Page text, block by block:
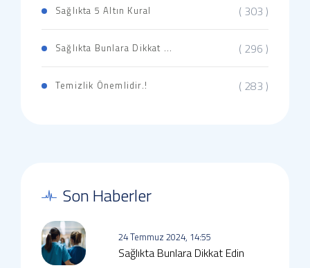
Sağlıkta 5 Altın Kural ( 303 )
Sağlıkta Bunlara Dikkat ... ( 296 )
Temizlik Önemlidir.! ( 283 )
Son Haberler
24 Temmuz 2024, 14:55
Sağlıkta Bunlara Dikkat Edin